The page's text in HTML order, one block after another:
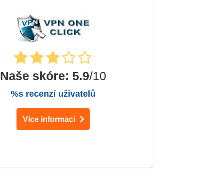
Naše skóre: 5.9/10
%s recenzí uživatelů
Více informací